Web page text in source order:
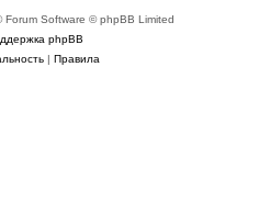
Forum Software © phpBB Limited
phpBB
| Правила